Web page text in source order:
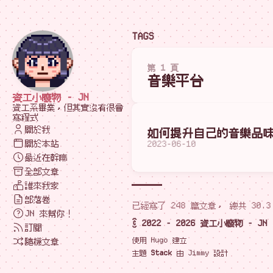
資工小廢物 - JN
資工系畢業，但其實沒有很會
寫程式
關於我
關於本站
最近在幹嘛
全部文章
誰來我家
部落卷
JN 來幫你！
訂閱
隨機文章
TAGS
第 1 頁
音樂平台
如何提升自己的音樂品
2023-06-10
已經寫了 248 篇文章， 總共
© 2022 - 2026 資工小廢物 - JN
使用 Hugo建立
主題 Stack由 Jimmy設計